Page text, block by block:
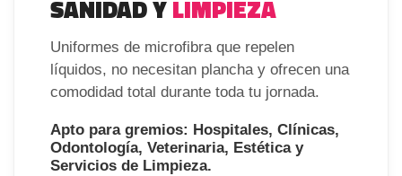
SANIDAD YLIMPIEZA
Uniformes de microfibra que repelen
líquidos, no necesitan plancha y ofrecen una
comodidad total durante toda tu jornada.
Apto para gremios: Hospitales, Clínicas,
Odontología, Veterinaria, Estética y
Servicios de Limpieza.